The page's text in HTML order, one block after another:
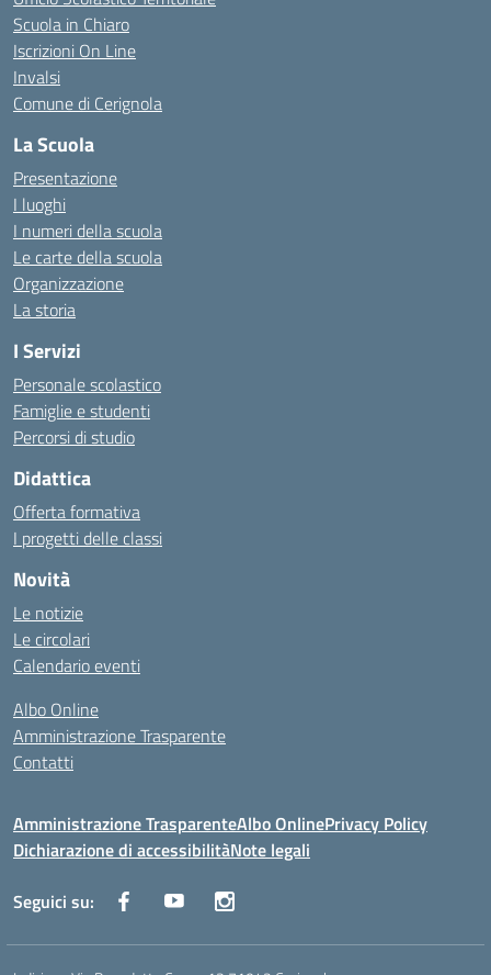
Scuola in Chiaro
Iscrizioni On Line
Invalsi
Comune di Cerignola
La Scuola
Presentazione
I luoghi
I numeri della scuola
Le carte della scuola
Organizzazione
La storia
I Servizi
Personale scolastico
Famiglie e studenti
Percorsi di studio
Didattica
Offerta formativa
I progetti delle classi
Novità
Le notizie
Le circolari
Calendario eventi
Albo Online
Amministrazione Trasparente
Contatti
Amministrazione TrasparenteAlbo OnlinePrivacy Policy
Dichiarazione di accessibilitàNote legali
Seguici su: